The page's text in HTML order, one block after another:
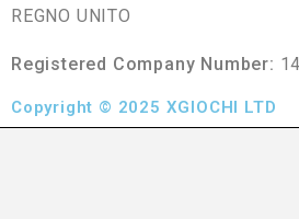
REGNO UNITO
Registered Company Number:
Copyright © 2025 XGIOCHI LTD